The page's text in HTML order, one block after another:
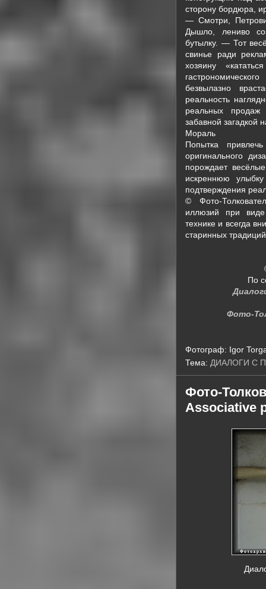
сторону бордюра,
— Смотри,
Дышло, лениво
бутылку. — Тот
свинье ради
хозяину
безвылазно
реальность
реальных продаж
забавной загадкой
Мораль
Попытка
оригинального
порождает
искреннюю
подтверждения
© Фото-
иллюзий при
технике и всегда
старинных
По
Фото-
Фотограф: Igor
Тема: ДИАЛОГИ С
Фото-
Associative